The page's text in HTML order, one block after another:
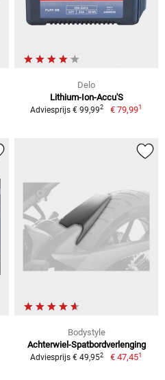
Delo
Lithium-Ion-Accu'S
Adviesprijs € 99,992 € 79,991
Bodystyle
Achterwiel-Spatbordverlenging
Adviesprijs € 49,952 € 47,451